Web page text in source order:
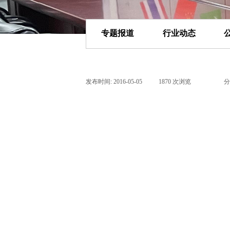
行业动态
专题报道
发布时间: 2016-05-05 1870 次浏览